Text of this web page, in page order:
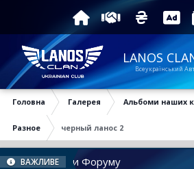
LANOS
Всеукраїнський
Головна Галерея Альбоми наших
Разное черный ланос 2
ВАЖЛИВЕ
Новини Форуму